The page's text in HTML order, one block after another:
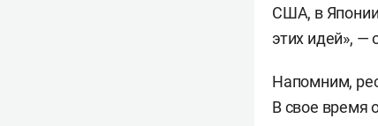
США, в
этих идей», —
Напомним,
В свое время